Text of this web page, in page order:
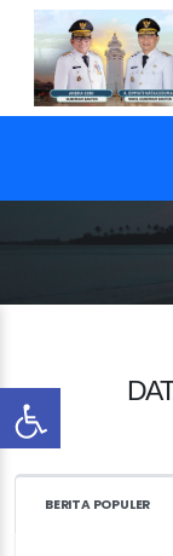
BERITA POPULER